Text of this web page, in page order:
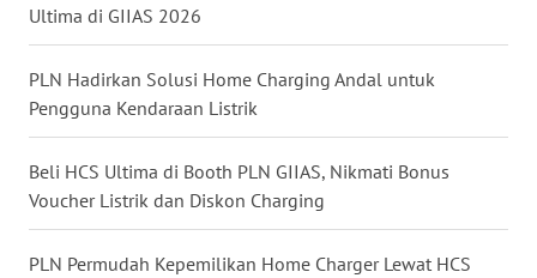
Ultima di GIIAS 2026
PLN Hadirkan Solusi Home Charging Andal untuk
Pengguna Kendaraan Listrik
Beli HCS Ultima di Booth PLN GIIAS, Nikmati Bonus
Voucher Listrik dan Diskon Charging
PLN Permudah Kepemilikan Home Charger Lewat HCS
WN
GORONTALO
WN
WN